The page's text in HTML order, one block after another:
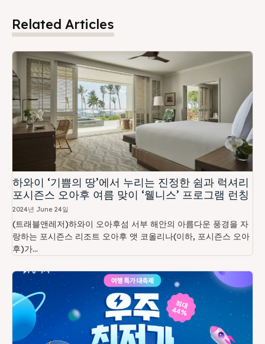
Related Articles
하와이 ‘기쁨의 땅’에서 누리는 진정한 쉼과 럭셔리
포시즌스 오아후 여름 맞이 ‘웰니스’ 프로그램 런칭
2024년 June 24일
(트래블앤레저)하와이 오아후섬 서부 해안의 아름다운 풍경을 자
랑하는 포시즌스 리조트 오아후 앳 코올리나(이하, 포시즌스 오아
후)가...